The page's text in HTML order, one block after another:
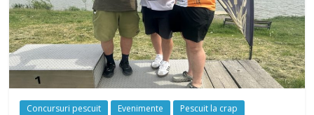
Concursuri pescuit Evenimente Pescuit la crap